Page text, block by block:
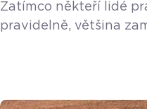
Zatímco někteří lidé
pravidelně, většina
a kontrolu ze strany